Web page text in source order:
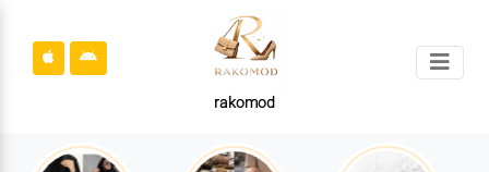
rakomod
محصولات